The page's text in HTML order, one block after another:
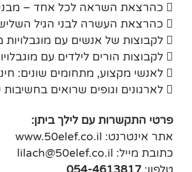
 כהרצאת השראה לכל אחד – מבני נוער ועד מבוגרים.
 כהרצאת העשרה לבני הגיל השלישי, במתנ"סים, מועדוני גמלאים וכו.
 לקבוצות של אנשים עם מוגבלויות מכל סוג, שרוצים לראות איך ניתן להצליח ולנצח למרות הכול.
 לקבוצות הורים לילדים עם מוגבלויות שונות, שרוצים להכניס עידוד ואופטימיות לחייהם.
 לאנשי מקצוע, מתחומים שונים: חינוך, עו"ס, פרא רפואיים, שיקום וכד'.
 לארגונים וגופים שרואים בחשיבות של העברת הרצאה מסוג אחר לעובדיהם.
פרטי התקשרות עם לילך ביתן:
אתר אינטרנט: www.50elef.co.il
כתובת מייל: lilach@50elef.co.il